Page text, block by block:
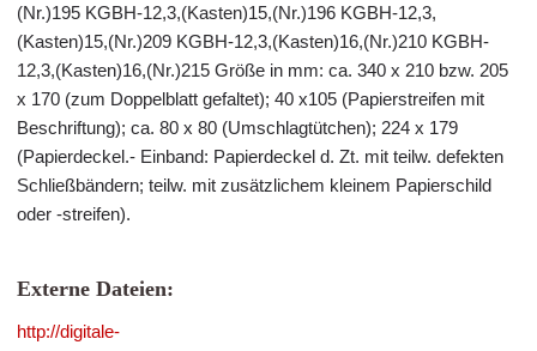
(Nr.)195 KGBH-12,3,(Kasten)15,(Nr.)196 KGBH-12,3,
(Kasten)15,(Nr.)209 KGBH-12,3,(Kasten)16,(Nr.)210 KGBH-
12,3,(Kasten)16,(Nr.)215 Größe in mm: ca. 340 x 210 bzw. 205
x 170 (zum Doppelblatt gefaltet); 40 x105 (Papierstreifen mit
Beschriftung); ca. 80 x 80 (Umschlagtütchen); 224 x 179
(Papierdeckel.- Einband: Papierdeckel d. Zt. mit teilw. defekten
Schließbändern; teilw. mit zusätzlichem kleinem Papierschild
oder -streifen).
Externe Dateien:
http://digitale-